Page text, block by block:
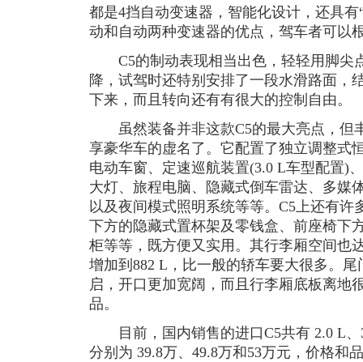
都是4挡自动变速器，智能化设计，还具
动和自动两种变速器的优点，驾车者可以
C5的制动表现相当出色，轻轻用脚尖
降，试驾时还特别安排了一段水滑路面，
下来，而且转向还有有很大的控制自由。
虽然装备并非这款C5的最大亮点，但
享豪华车的虚名了。它配置了独立调整式
电动车窗、定速巡航装置(3.0 L车型配置)
大灯、旅程电脑、隐藏式倒车雷达、多媒
以及夜间模式照明系统等等。C5上还有
下方的隐藏式置杯架及零钱盒、前座椅下
柜等等，既方便又实用。其行李厢空间也
增加到882 L，比一般的轿车要大很多。
启，开口更加宽阔，而且行李厢底板离地
品。
目前，国内销售的进口C5共有 2.0 L、
分别为 39.8万、49.8万和53万元，价格和